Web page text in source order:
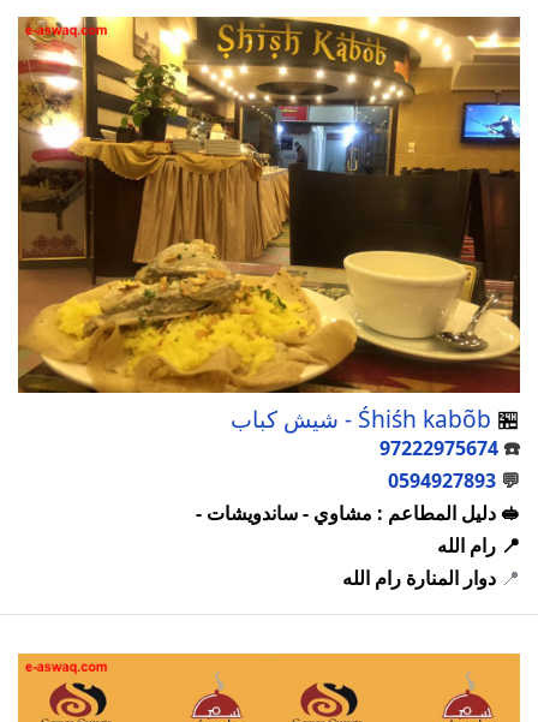
🏪 Śhiśh kabõb - شيش كباب
☎️
97222975674
💬
0594927893
🥪 دليل المطاعم : مشاوي - ساندويشات -
📍 رام الله
📍 دوار المنارة رام الله